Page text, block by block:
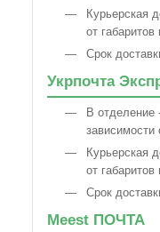
Курьерская
от габаритов
Срок
Укрпочта
В отделение
зависимости
Курьерская
от габаритов
Срок
Meest ПОЧТА